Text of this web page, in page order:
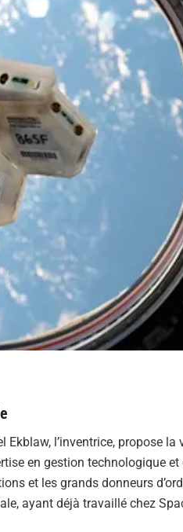
l’inventrice, propose
en gestion technologique
et les grands donneurs
ayant déjà travaillé chez